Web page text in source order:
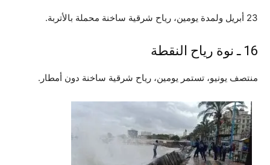
23 أبريل ولمدة يومين، رياح شرقية ساخنة محملة بالأتربة.
16 ـ نوة رياح النقطة
منتصف يونيو، تستمر يومين، رياح شرقية ساخنة دون أمطار.